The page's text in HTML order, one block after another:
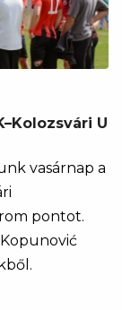
U
vasárnap a
pontot.